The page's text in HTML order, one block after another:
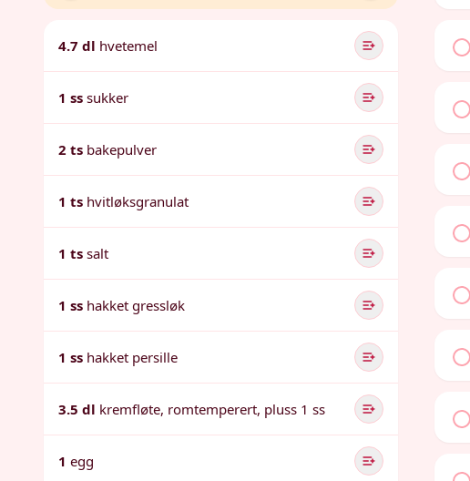
4.7 dl hvetemel
1 ss sukker
2 ts bakepulver
1 ts hvitløksgranulat
1 ts salt
1 ss hakket gressløk
1 ss hakket persille
3.5 dl kremfløte, romtemperert, pluss 1 ss
1 egg